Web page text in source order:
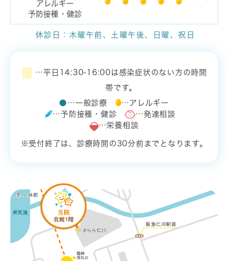
アレルギー
予防接種・健診
休診日：木曜午前、土曜午後、日曜、祝日
…平日14:30-16:00は感染症状のない方の時間
帯です。
● …一般診療
…アレルギー
…予防接種・健診
…発達相談
…栄養相談
※受付終了は、診療時間の30分前までとなります。